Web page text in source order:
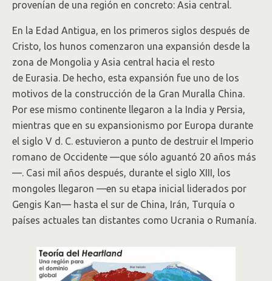
provenían de una región en concreto: Asia central.
En la Edad Antigua, en los primeros siglos después de
Cristo, los hunos comenzaron una expansión desde la
zona de Mongolia y Asia central hacia el resto
de Eurasia. De hecho, esta expansión fue uno de los
motivos de la construcción de la Gran Muralla China.
Por ese mismo continente llegaron a la India y Persia,
mientras que en su expansionismo por Europa durante
el siglo V d. C. estuvieron a punto de destruir el Imperio
romano de Occidente —que sólo aguantó 20 años más
—. Casi mil años después, durante el siglo XIII, los
mongoles llegaron —en su etapa inicial liderados por
Gengis Kan— hasta el sur de China, Irán, Turquía o
países actuales tan distantes como Ucrania o Rumanía.